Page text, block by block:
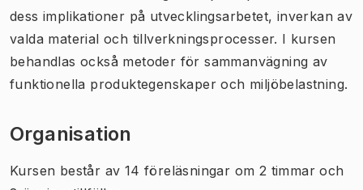
dess implikationer på utvecklingsarbetet, inverkan av
valda material och tillverkningsprocesser. I kursen
behandlas också metoder för sammanvägning av
funktionella produktegenskaper och miljöbelastning.
Organisation
Kursen består av 14 föreläsningar om 2 timmar och